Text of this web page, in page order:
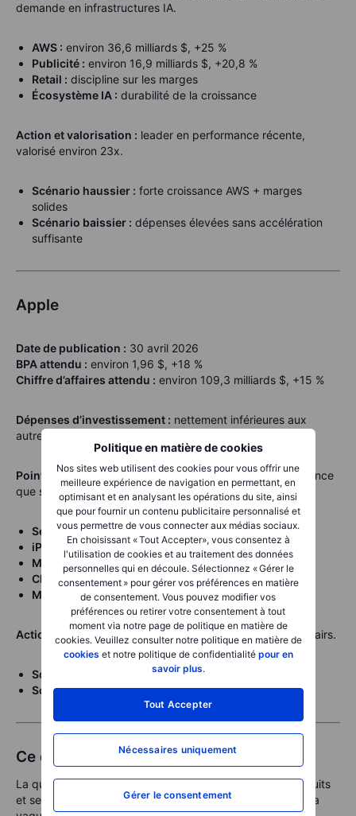
Politique en matière de cookies
Nos sites web utilisent des cookies pour vous offrir une
meilleure expérience de navigation en permettant, en
optimisant et en analysant les opérations du site, ainsi
que pour fournir un contenu publicitaire personnalisé et
vous permettre de vous connecter aux médias sociaux.
En choisissant « Tout Accepter», vous consentez à
l'utilisation de cookies et au traitement des données
personnelles qui en découle. Sélectionnez « Gérer le
consentement » pour gérer vos préférences en matière
de consentement. Vous pouvez modifier vos
préférences ou retirer votre consentement à tout
moment via notre page de politique en matière de
cookies. Veuillez consulter notre politique en matière de
cookies et notre politique de confidentialité pour en
savoir plus.
Tout Accepter
Nécessaires uniquement
Gérer le consentement
demande en infrastructures IA.
AWS : environ 36,6 milliards $, +25 %
Publicité : environ 16,9 milliards $, +20,8 %
Retail : discipline sur les marges
Écosystème IA : durabilité de la croissance
Action et valorisation : leader en performance récente,
valorisé environ 23x.
Scénario haussier : forte croissance AWS + marges
solides
Scénario baissier : dépenses élevées sans accélération
suffisante
Apple
Date de publication : 30 avril 2026
BPA attendu : environ 1,96 $, +18 %
Chiffre d’affaires attendu : environ 109,3 milliards $, +15 %
Dépenses d’investissement : nettement inférieures aux
autres, environ 13,5 milliards $ en 2026.
Points à surveiller : Apple repose davantage sur la résilience
que sur l’IA pure.
Services :environ 30,4 milliards $, +14 %
iPhone :principal moteur
Mac :
potentiel positif
Chine :stabilité de la reprise
Marges :
maintien du positionnement premium
Action et valorisation : environ 28x, plus élevé que ses pairs.
Scénario haussier :
services solides + marges stables
Scénario baissier :message jugé trop prudent
Ce qui compte pour les cinq entreprises
La question clé est de savoir si la demande pour les produits
et services liés à l’IA est suffisamment forte pour justifier la